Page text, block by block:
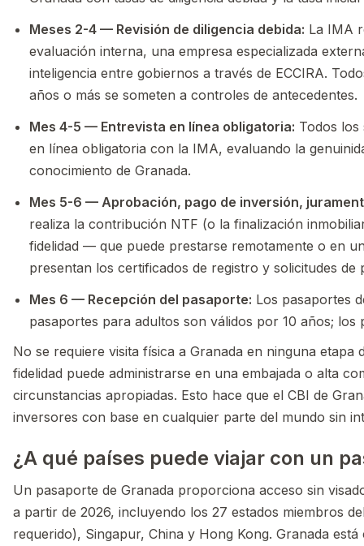
Meses 2-4 — Revisión de diligencia debida: La IMA
evaluación interna, una empresa especializada
inteligencia entre gobiernos a través de ECCIRA.
años o más se someten a controles de antecedentes.
Mes 4-5 — Entrevista en línea obligatoria: Todos los
en línea obligatoria con la IMA, evaluando la
conocimiento de Granada.
Mes 5-6 — Aprobación, pago de inversión,
realiza la contribución NTF (o la finalización
fidelidad — que puede prestarse remotamente o en
presentan los certificados de registro y solicitudes de
Mes 6 — Recepción del pasaporte: Los pasaportes
pasaportes para adultos son válidos por 10 años;
No se requiere visita física a Granada en ninguna etapa
fidelidad puede administrarse en una embajada o alta
circunstancias apropiadas. Esto hace que el CBI de
inversores con base en cualquier parte del mundo sin
¿A qué países puede viajar con un
Un pasaporte de Granada proporciona acceso sin
a partir de 2026, incluyendo los 27 estados miembros
requerido), Singapur, China y Hong Kong. Granada